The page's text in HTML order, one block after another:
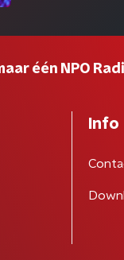
één NPO
Info